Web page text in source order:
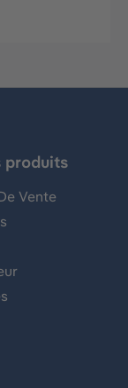
produits
Vente